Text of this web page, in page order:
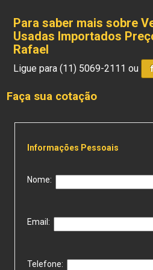
Para saber mais sobre
Usadas Importados
Rafael
Ligue para(11) 5069-2111 ou
Faça sua cotação
Informações Pessoais
Nome:
Email:
Telefone: